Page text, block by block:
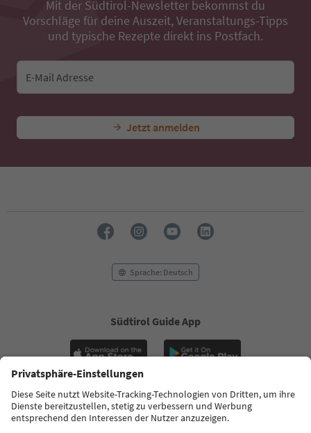
Mit der Südtirol-Newsletter bekommst du
Vorschläge für deine Auszeit, Veranstaltungs-Tipps
und typische Rezepte direkt ins Postfach.
E-Mail Adresse
Jetzt anmelden
Sprache: Deutsch
Südtirol Guide App
FAQ Kontakt Presse MICE Datenschutzerklärung